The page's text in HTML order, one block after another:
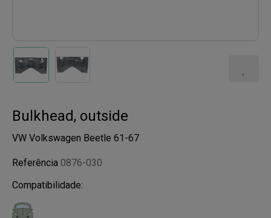
Bulkhead, outside
VW Volkswagen Beetle 61-67
Referência 0876-030
Compatibilidade: